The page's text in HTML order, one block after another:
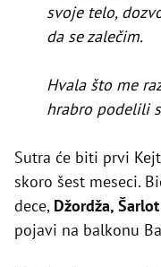
svoje telo,
da se zalečim.
Hvala što me
hrabro podelili
Sutra će biti prvi
skoro šest meseci.
dece, Džordža,
pojavi na balkonu